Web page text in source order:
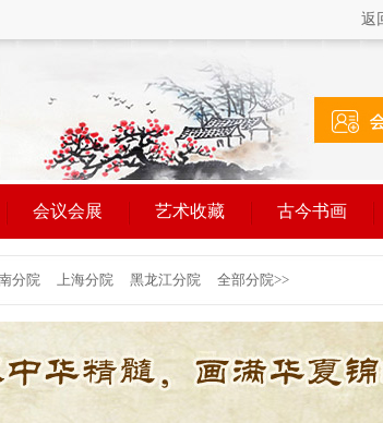
返
会议会展 艺术收藏 古今书画